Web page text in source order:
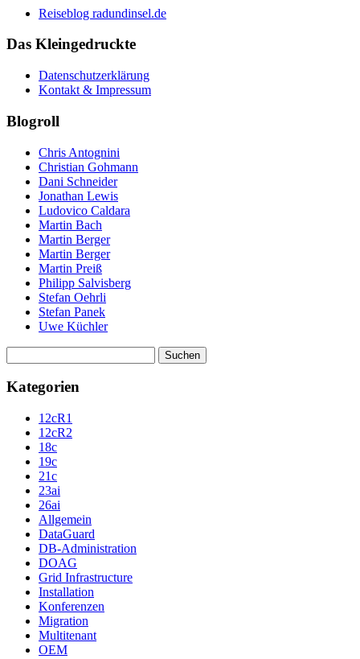
Reiseblog radundinsel.de
Das Kleingedruckte
Datenschutzerklärung
Kontakt & Impressum
Blogroll
Chris Antognini
Christian Gohmann
Dani Schneider
Jonathan Lewis
Ludovico Caldara
Martin Bach
Martin Berger
Martin Berger
Martin Preiß
Philipp Salvisberg
Stefan Oehrli
Stefan Panek
Uwe Küchler
nach:
Kategorien
12cR1
12cR2
18c
19c
21c
23ai
26ai
Allgemein
DataGuard
DB-Administration
DOAG
Grid Infrastructure
Installation
Konferenzen
Migration
Multitenant
OEM